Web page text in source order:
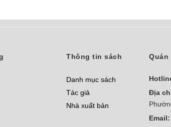
Thông tin sách
Danh mục sách
Tác giả
Nhà xuất bản
Quán
Địa
Email: